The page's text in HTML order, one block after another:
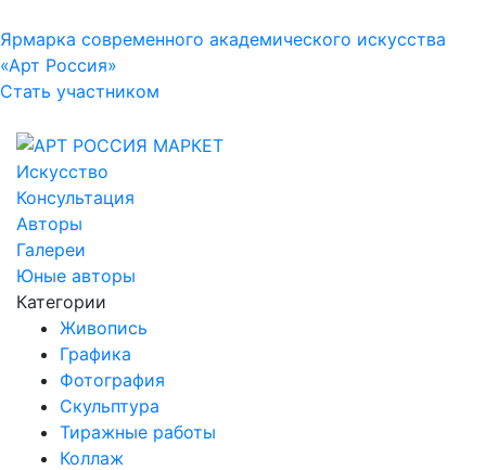
Ярмарка современного академического искусства
«Арт Россия»
Стать участником
Искусство
Консультация
Авторы
Галереи
Юные авторы
Категории
Живопись
Графика
Фотография
Скульптура
Тиражные работы
Коллаж